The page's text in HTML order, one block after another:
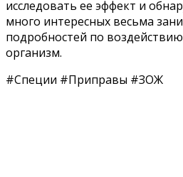
исследовать ее эффект и
много интересных весьма
подробностей по
организм.
#Специи #Приправы #ЗОЖ